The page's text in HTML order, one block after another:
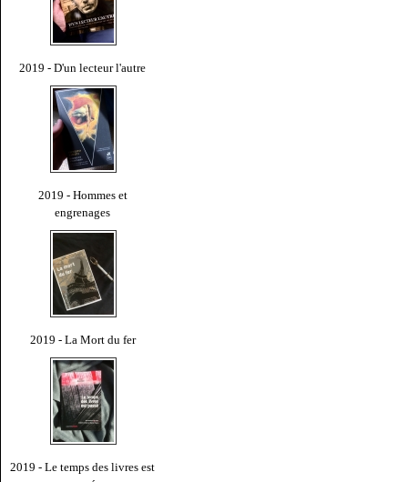
2019 - D'un lecteur l'autre
2019 - Hommes et
engrenages
2019 - La Mort du fer
2019 - Le temps des livres est